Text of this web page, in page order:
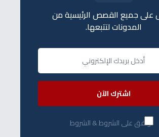
على جميع القصص الرئيسية من
المدونات لتتبعها.
اشترك الآن
أوافق على الشروط & الشروط